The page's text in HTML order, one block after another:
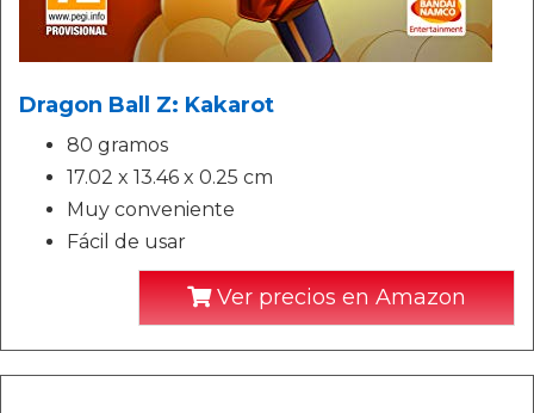
Dragon Ball Z: Kakarot
80 gramos
17.02 x 13.46 x 0.25 cm
Muy conveniente
Fácil de usar
Ver precios en Amazon